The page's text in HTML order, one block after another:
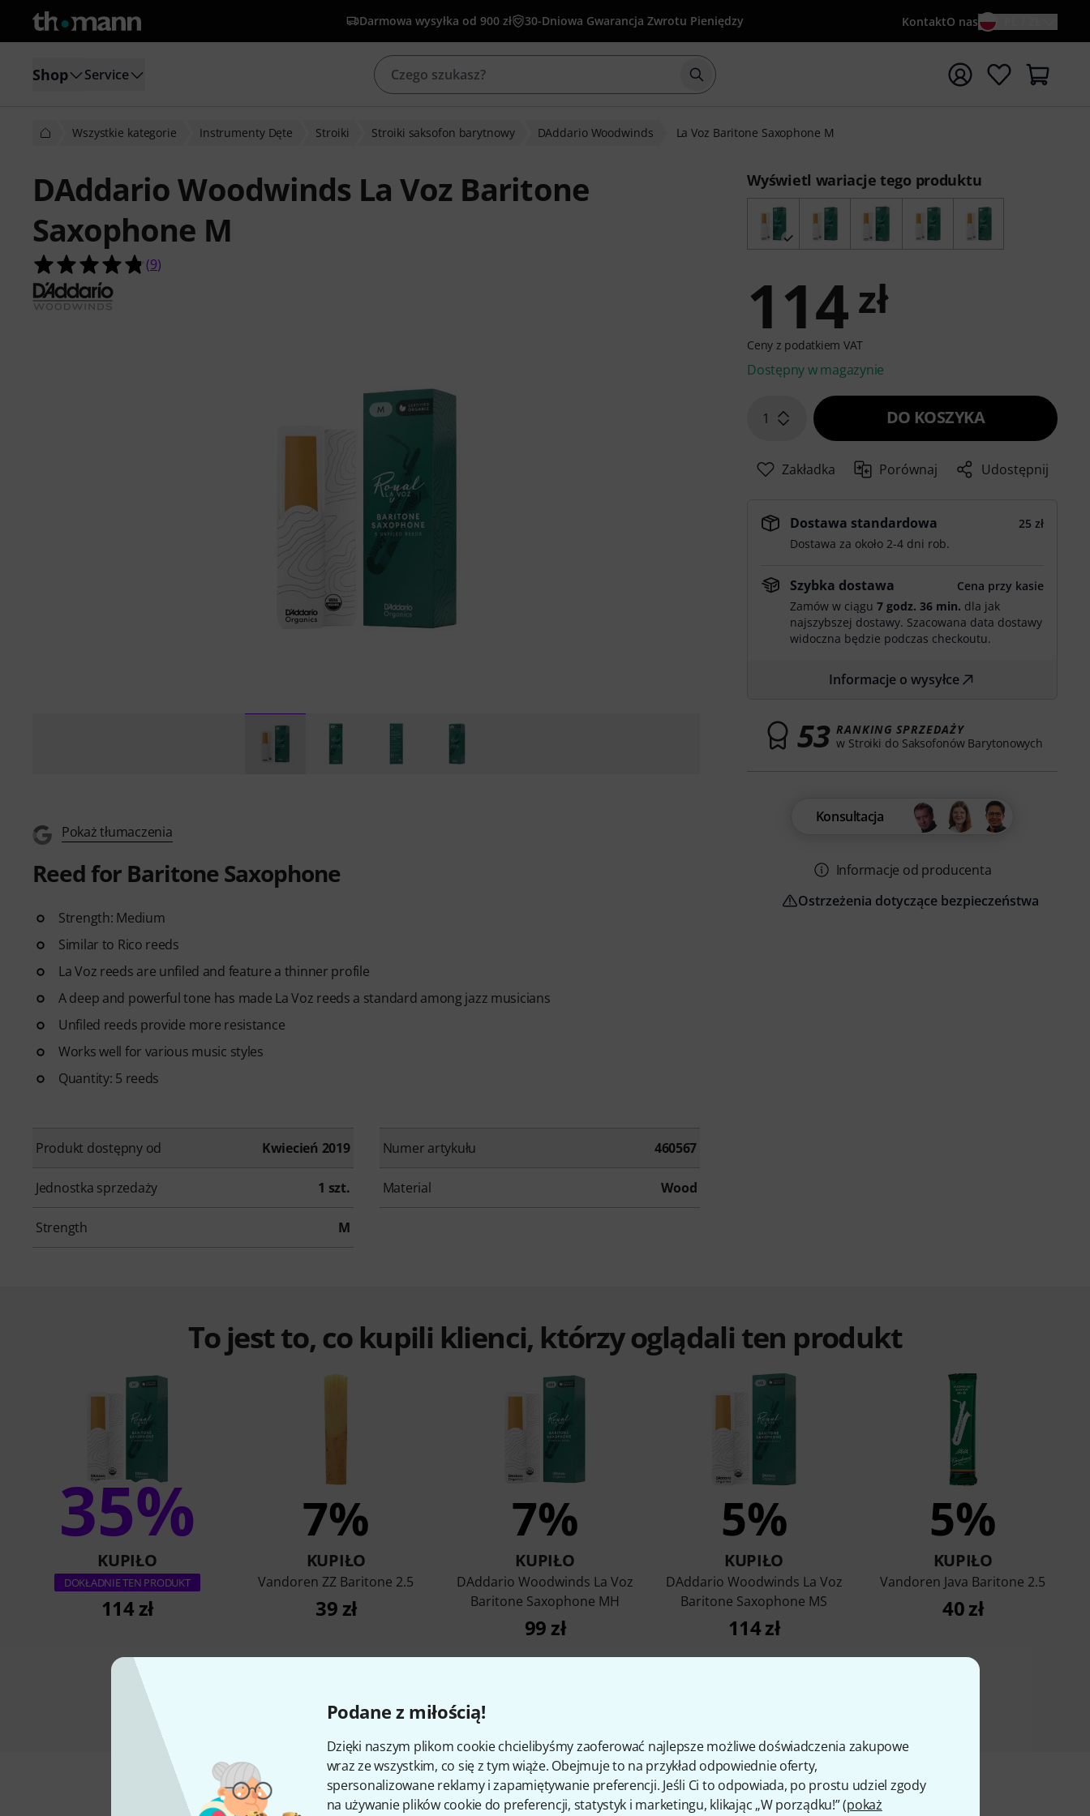
Podane z miłością!
Dzięki naszym plikom cookie chcielibyśmy zaoferować najlepsze możliwe doświadczenia zakupowe
wraz ze wszystkim, co się z tym wiąże. Obejmuje to na przykład odpowiednie oferty,
spersonalizowane reklamy i zapamiętywanie preferencji. Jeśli Ci to odpowiada, po prostu udziel zgody
na używanie plików cookie do preferencji, statystyk i marketingu, klikając „W porządku!” (pokaż
Darmowa wysyłka od 900 zł 30-Dniowa Gwarancja Zwrotu Pieniędzy KontaktO nas
Shop Service Rozpocznij wyszukiwanie od słowa kluczowego {searchTerm}
Wszystkie kategorie Instrumenty Dęte Stroiki Stroiki saksofon barytnowy DAddario Woodwinds La Voz Baritone Saxophone M
DAddario Woodwinds La Voz Baritone
Saxophone M
4.8 na 5 gwiazdek z 9 ocen klientów
(9)
Pokaż tłumaczenia
Reed for Baritone Saxophone
Strength: Medium
Similar to Rico reeds
La Voz reeds are unfiled and feature a thinner profile
A deep and powerful tone has made La Voz reeds a standard among jazz musicians
Unfiled reeds provide more resistance
Works well for various music styles
Quantity: 5 reeds
Produkt dostępny od Kwiecień 2019 Numer artykułu 460567
Jednostka sprzedaży 1 szt. Material Wood
Strength M
Wyświetl wariacje tego produktu
114 zł
Ceny z podatkiem VAT
Dostępny w magazynie
1 DO KOSZYKA
Zakładka Porównaj Udostępnij
Dostawa standardowa
25 zł
Dostawa za około 2-4 dni rob.
Szybka dostawa
Cena przy kasie
Zamów w ciągu7 godz. 36 min. dla jak
najszybszej dostawy. Szacowana data dostawy
widoczna będzie podczas checkoutu.
Informacje o wysyłce
53 RANKING SPRZEDAŻY
w Stroiki do Saksofonów Barytonowych
Konsultacja
Informacje od producenta
Ostrzeżenia dotyczące bezpieczeństwa
To jest to, co kupili klienci, którzy oglądali ten produkt
35%
KUPIŁO
DOKŁADNIE TEN PRODUKT
114 zł
7%
KUPIŁO
Vandoren ZZ Baritone 2.5
39 zł
7%
KUPIŁO
DAddario Woodwinds La Voz
Baritone Saxophone MH
99 zł
5%
KUPIŁO
DAddario Woodwinds La Voz
Baritone Saxophone MS
114 zł
5%
KUPIŁO
Vandoren Java Baritone 2.5
40 zł